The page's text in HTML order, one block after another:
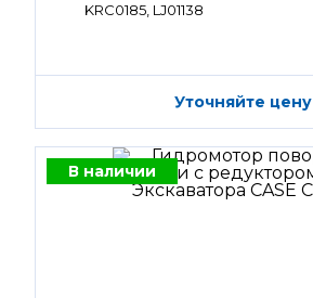
KRC0185, LJ01138
Уточняйте цену
В наличии